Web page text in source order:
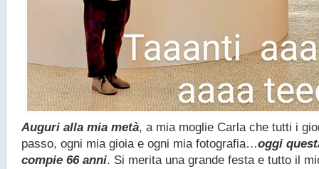
Auguri alla mia metà, a mia moglie Carla che tutti i
passo, ogni mia gioia e ogni mia fotografia…oggi
compie 66 anni. Si merita una grande festa e tutto il